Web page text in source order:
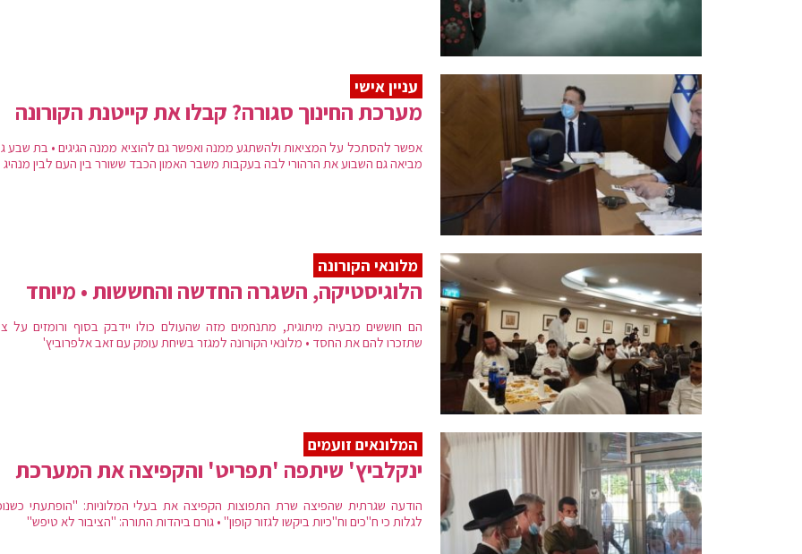
עניין אישי
מערכת החינוך סגורה? קבלו את קייטנת הקורונה
אפשר להסתכל על המציאות ולהשתגע ממנה ואפשר גם להוציא ממנה הגיגים • בת שבע
מביאה גם השבוע את הרהורי לבה בעקבות משבר האמון הכבד ששורר בין העם לבין מנהיג
מלונאי הקורונה
הלוגיסטיקה, השגרה החדשה והחששות • מיוחד
הם חוששים מבעיה מיתוגית, מתנחמים מזה שהעולם כולו יידבק בסוף ורומזים על
שתזכרו להם את החסד • מלונאי הקורונה למגזר בשיחת עומק עם זאב אלפרוביץ'
המלונאים זועמים
ינקלביץ' שיתפה 'תפריט' והקפיצה את המערכת
הודעה שגרתית שהפיצה שרת התפוצות הקפיצה את בעלי המלוניות: "הופתעתי
לגלות כי ח"כים וח"כיות ביקשו לגזור קופון" • גורם ביהדות התורה: "הציבור לא טיפש"